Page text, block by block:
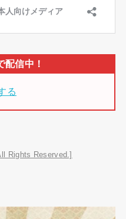
る
Rights Reserved.]